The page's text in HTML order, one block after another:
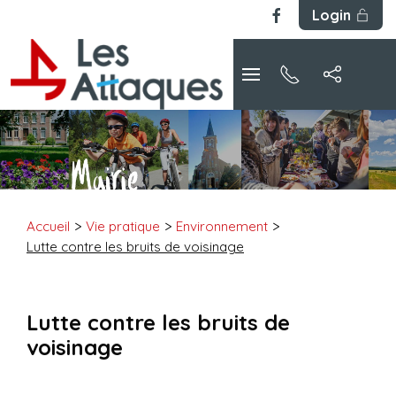
Login
Accueil Vie pratique
Environnement
Lutte contre les bruits de voisinage
Lutte contre les bruits de
voisinage